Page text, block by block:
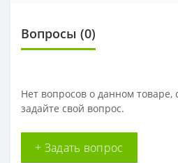
Вопросы (0)
Нет вопросов о данном товаре,
задайте свой вопрос.
+ Задать вопрос